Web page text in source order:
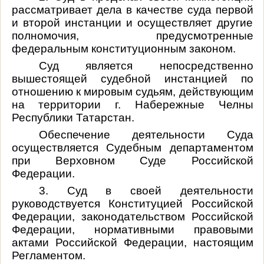
рассматривает дела в качестве суда первой
и второй инстанции и осуществляет другие
полномочия, предусмотренные
федеральным конституционным законом.
Суд является непосредственно
вышестоящей судебной инстанцией по
отношению к мировым судьям, действующим
на территории г. Набережные Челны
Республики Татарстан.
Обеспечение деятельности Суда
осуществляется Судебным департаментом
при Верховном Суде Российской
Федерации.
3. Суд в своей деятельности
руководствуется Конституцией Российской
Федерации, законодательством Российской
Федерации, нормативными правовыми
актами Российской Федерации, настоящим
Регламентом.